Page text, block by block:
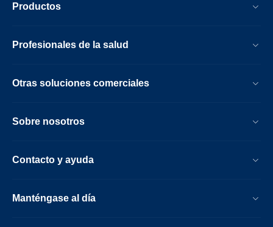
Productos
Profesionales de la salud
Otras soluciones comerciales
Sobre nosotros
Contacto y ayuda
Manténgase al día